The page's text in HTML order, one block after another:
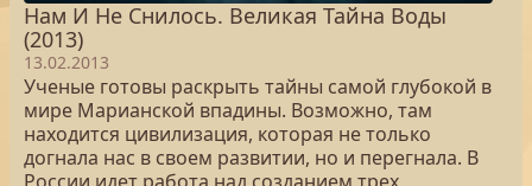
Нам И Не Снилось. Великая Тайна Воды
(2013)
13.02.2013
Ученые готовы раскрыть тайны самой глубокой в
мире Марианской впадины. Возможно, там
находится цивилизация, которая не только
догнала нас в своем развитии, но и перегнала. В